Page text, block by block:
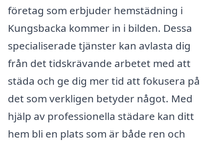
företag som erbjuder hemstädning i
Kungsbacka kommer in i bilden. Dessa
specialiserade tjänster kan avlasta dig
från det tidskrävande arbetet med att
städa och ge dig mer tid att fokusera på
det som verkligen betyder något. Med
hjälp av professionella städare kan ditt
hem bli en plats som är både ren och